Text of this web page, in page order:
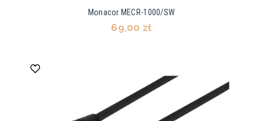
Monacor MECR-1000/SW
69,00 zł